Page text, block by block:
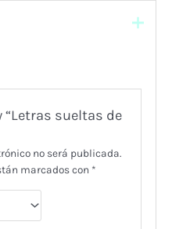
sueltas de
no será publicada.
marcados con *